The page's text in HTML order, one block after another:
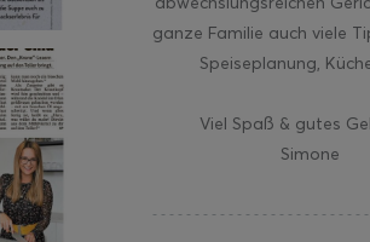
ganze Familie auch viele
Speiseplanung,
Viel Spaß & gutes
Simone